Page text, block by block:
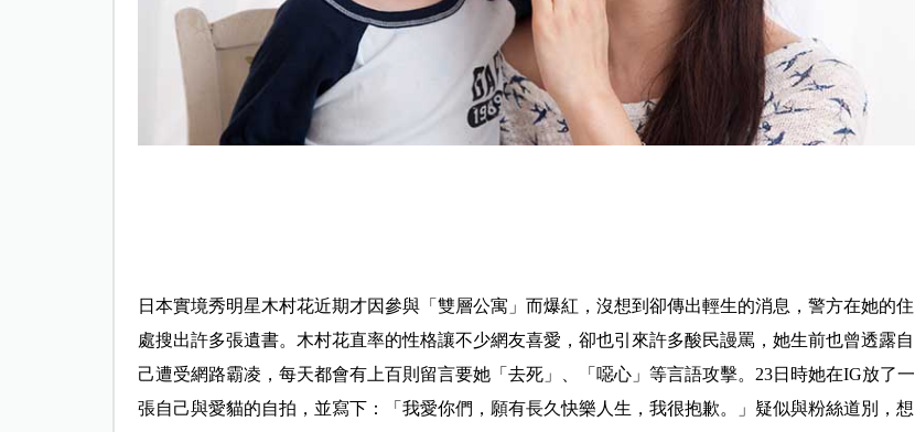
日本實境秀明星木村花近期才因參與「雙層公寓」而爆紅，沒想到卻傳出輕生的消息，警方在她的住
處搜出許多張遺書。木村花直率的性格讓不少網友喜愛，卻也引來許多酸民謾罵，她生前也曾透露自
己遭受網路霸凌，每天都會有上百則留言要她「去死」、「噁心」等言語攻擊。23日時她在IG放了一
張自己與愛貓的自拍，並寫下：「我愛你們，願有長久快樂人生，我很抱歉。
」疑似與粉絲道別，想